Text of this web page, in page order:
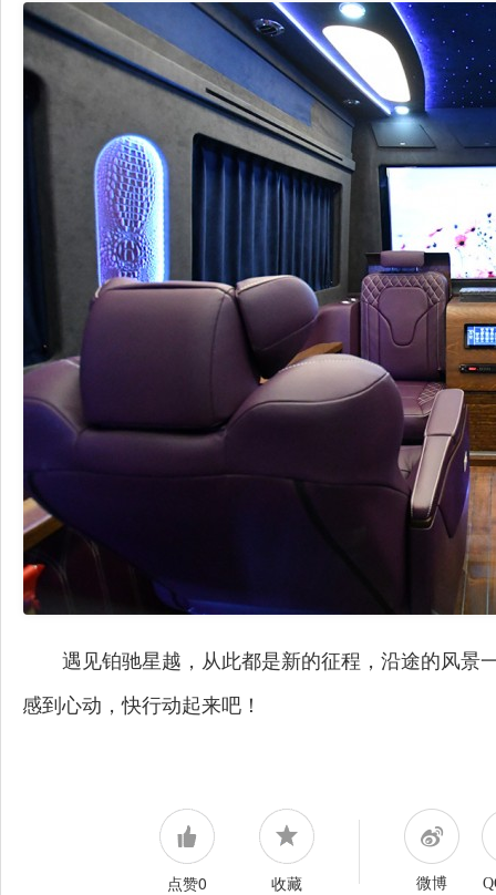
遇见铂驰星越，从此都是新的征程，沿途的风景
感到心动，快行动起来吧！
点赞0 收藏 微博